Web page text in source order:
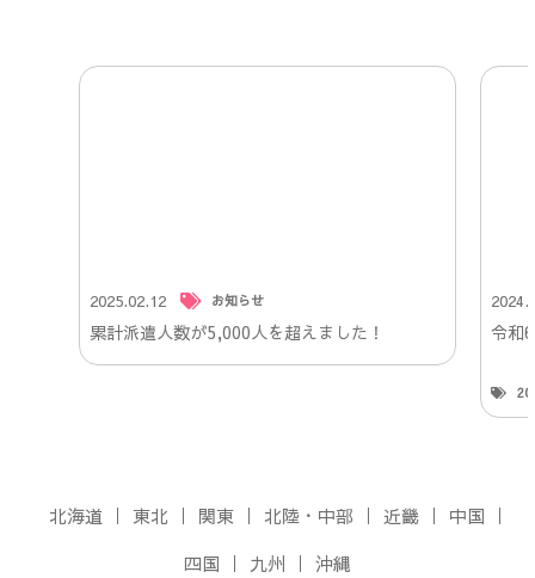
2025.02.12 お知らせ
累計派遣人数が5,000人を超えました！ 令和
北海道 東北 関東 北陸・中部 近畿
中国
四国
九州 沖縄